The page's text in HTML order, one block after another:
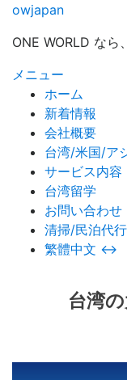
owjapan
ONE WORLD なら
メニュー
ホーム
新着情報
会社概要
台湾/米国/ア
サービス内容
台湾留学
お問い合わせ
清掃/民泊代行
繁體中文 ↔
台湾